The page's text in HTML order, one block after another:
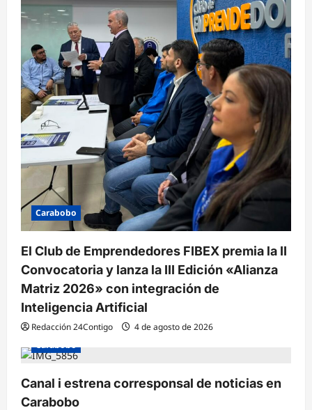
Carabobo
El Club de Emprendedores FIBEX premia la II
Convocatoria y lanza la III Edición «Alianza
Matriz 2026» con integración de
Inteligencia Artificial
Redacción 24Contigo
4 de agosto de 2026
Carabobo
Canal i estrena corresponsal de noticias en
Carabobo